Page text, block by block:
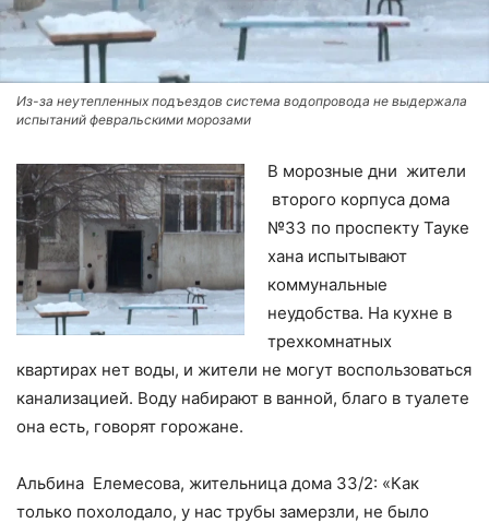
Из-за неутепленных подъездов система водопровода не выдержала
испытаний февральскими морозами
В морозные дни жители
второго корпуса дома
№33 по проспекту Тауке
хана испытывают
коммунальные
неудобства. На кухне в
трехкомнатных
квартирах нет воды, и жители не могут воспользоваться
канализацией. Воду набирают в ванной, благо в туалете
она есть, говорят горожане.
Альбина Елемесова, жительница дома 33/2: «Как
только похолодало, у нас трубы замерзли, не было